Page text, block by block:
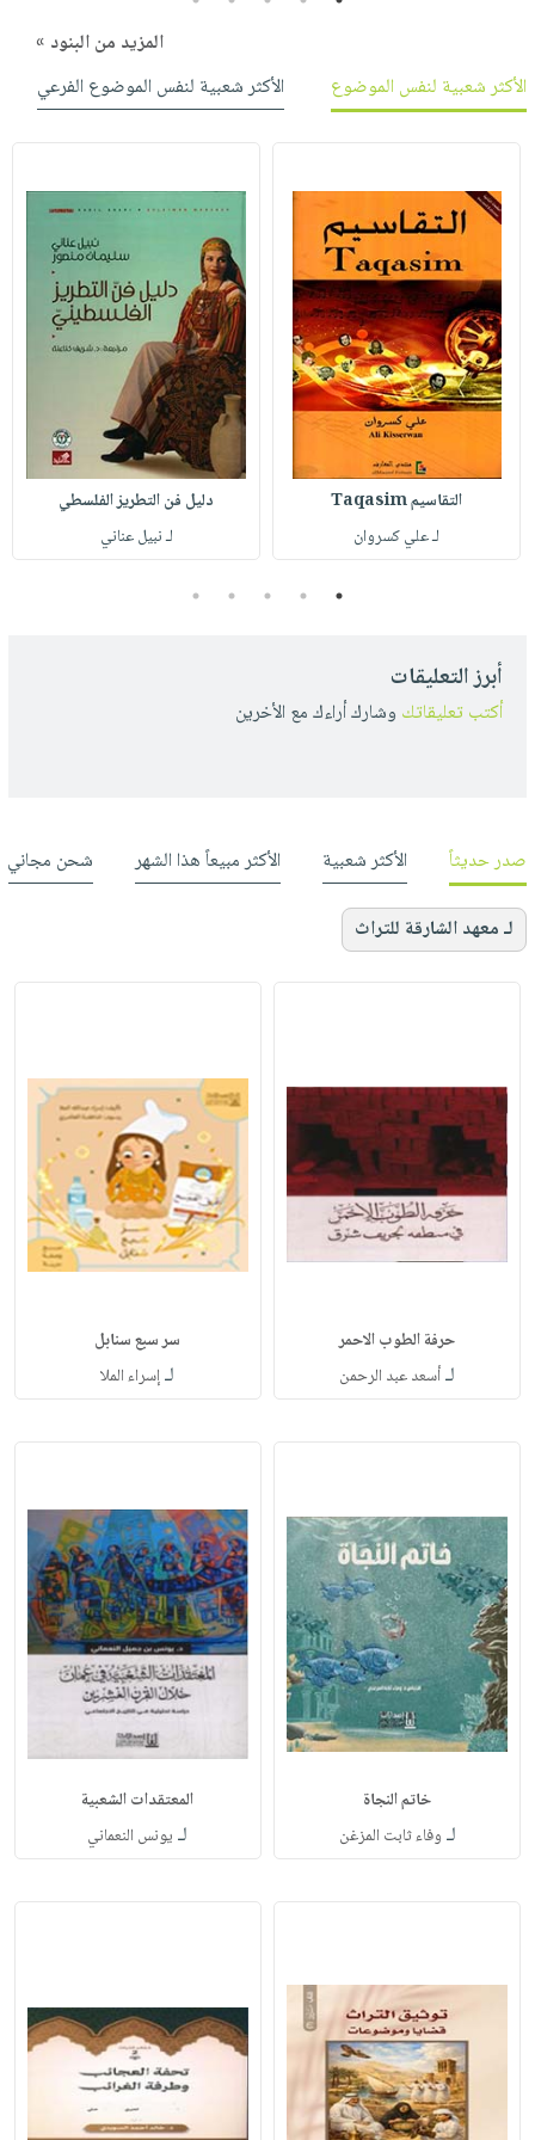
المزيد من البنود »
الأكثر شعبية لنفس الموضوع
الأكثر شعبية لنفس الموضوع الفرعي
التقاسيم Taqasim
لـ علي كسروان
دليل فن التطريز الفلسطي
لـ نبيل عناني
1
2
3
4
5
أبرز التعليقات
أكتب تعليقاتك وشارك أراءك مع الأخرين
صدر حديثاً الأكثر شعبية الأكثر مبيعاً هذا الشهر شحن مجاني
لـ معهد الشارقة للتراث
حرفة الطوب الاحمر
لـأسعد عبد الرحمن
سر سبع سنابل
لـإسراء الملا
خاتم النجاة
لـ وفاء ثابت المزغن
المعتقدات الشعبية
لـ يونس النعماني